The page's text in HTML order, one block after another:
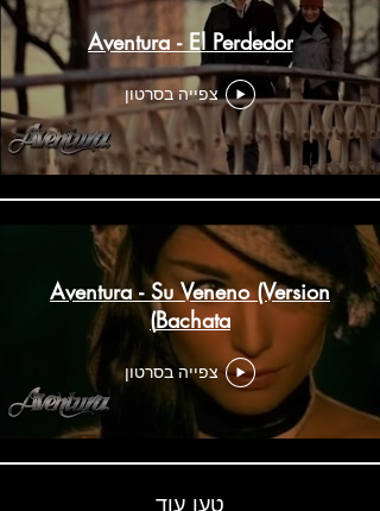
Aventura - El Perdedor
צפייה בסרטון
Aventura - Su Veneno (Version
Bachata)
צפייה בסרטון
טען עוד